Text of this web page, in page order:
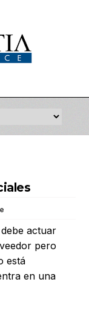
actuar
pero
está
en una